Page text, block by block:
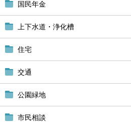
国民年金
上下水道・浄化槽
住宅
交通
公園緑地
市民相談